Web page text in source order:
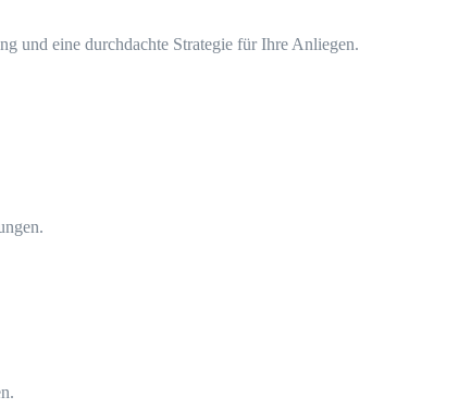
und eine durchdachte Strategie für Ihre Anliegen.